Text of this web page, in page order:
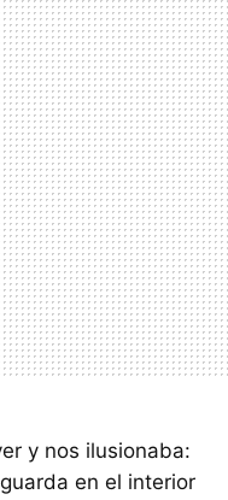
y nos ilusionaba:
en el interior